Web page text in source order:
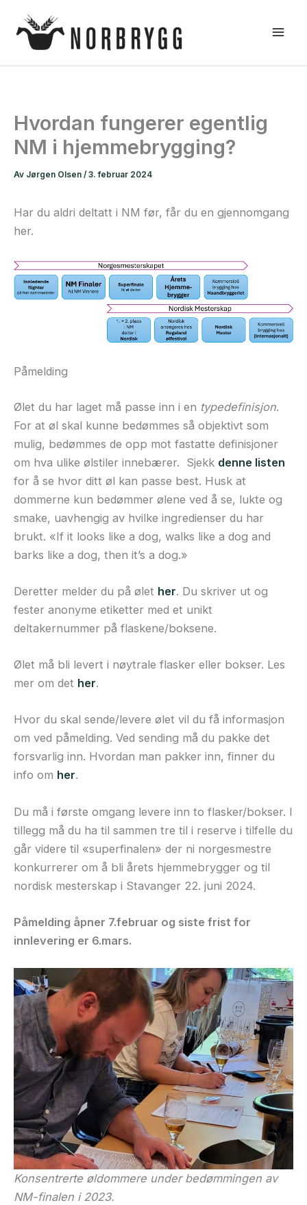
rett
Hvordan fungerer egentlig
NM i hjemmebrygging?
Av Jørgen Olsen / 3. februar 2024
Har du aldri deltatt i NM før, får du en gjennomgang
her.
Påmelding
Ølet du har laget må passe inn i en typedefinisjon.
For at øl skal kunne bedømmes så objektivt som
mulig, bedømmes de opp mot fastatte definisjoner
om hva ulike ølstiler innebærer. Sjekk denne listen
for å se hvor ditt øl kan passe best. Husk at
dommerne kun bedømmer ølene ved å se, lukte og
smake, uavhengig av hvilke ingredienser du har
brukt. «If it looks like a dog, walks like a dog and
barks like a dog, then it’s a dog.»
Deretter melder du på ølet her. Du skriver ut og
fester anonyme etiketter med et unikt
deltakernummer på flaskene/boksene.
Ølet må bli levert i nøytrale flasker eller bokser. Les
mer om det her.
Hvor du skal sende/levere ølet vil du få informasjon
om ved påmelding. Ved sending må du pakke det
forsvarlig inn. Hvordan man pakker inn, finner du
info om her.
Du må i første omgang levere inn to flasker/bokser. I
tillegg må du ha til sammen tre til i reserve i tilfelle du
går videre til «superfinalen» der ni norgesmestre
konkurrerer om å bli årets hjemmebrygger og til
nordisk mesterskap i Stavanger 22. juni 2024.
Påmelding åpner 7.februar og siste frist for
innlevering er 6.mars.
Konsentrerte øldommere under bedømmingen av
NM-finalen i 2023.